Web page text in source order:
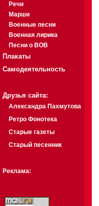
Речи
Марши
Военные песни
Военная лирика
Песни о ВОВ
Плакаты
Самодеятельность
Друзья сайта:
Александра Пахмутова
Ретро Фонотека
Старые газеты
Старый песенник
Реклама: